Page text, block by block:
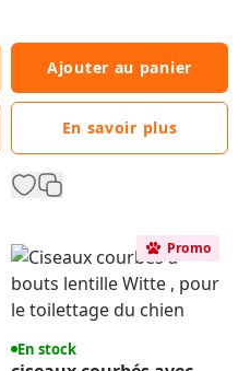
Ajouter au panier
En savoir plus
Promo
En stock